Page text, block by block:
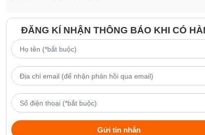
ĐĂNG KÍ NHẬN THÔNG BÁO KHI CÓ
Gửi tin nhắn